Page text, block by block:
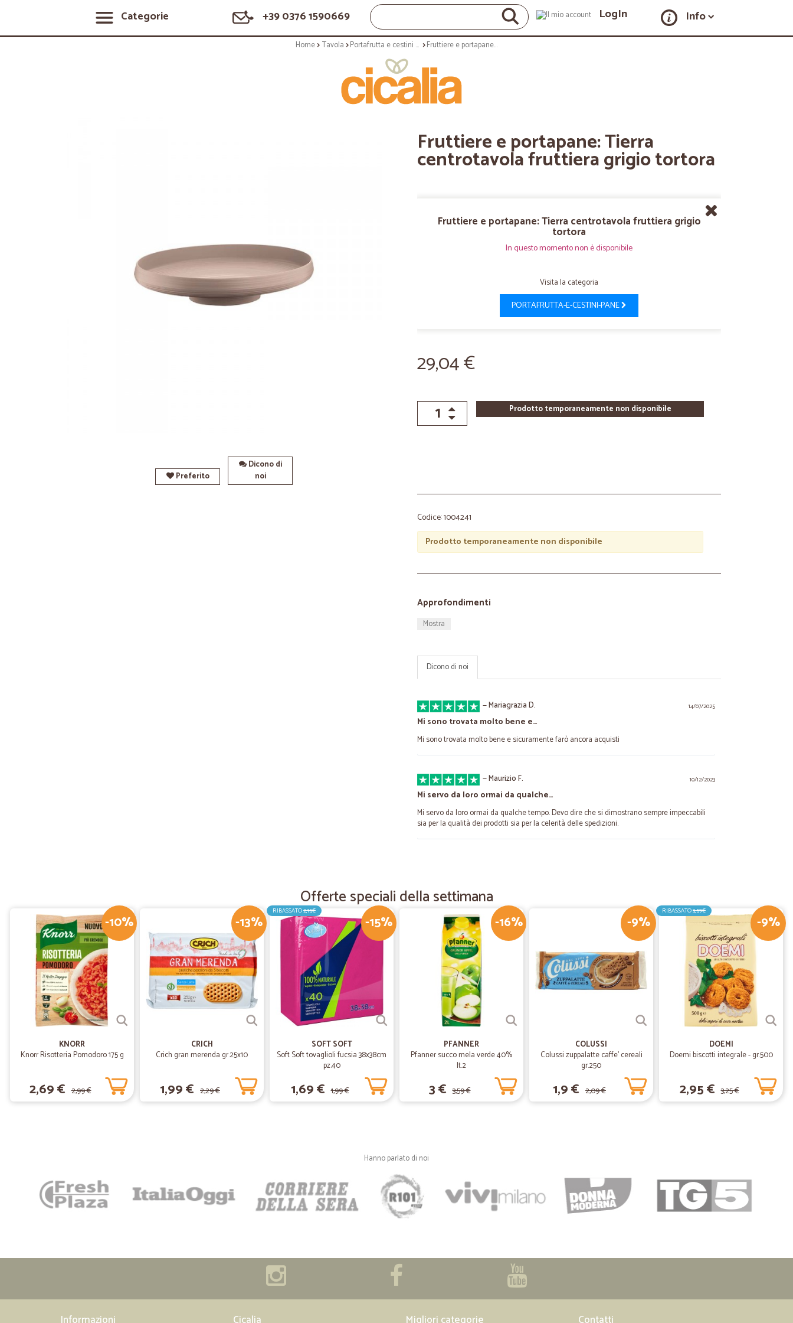
Categorie +39 0376 1590669 LogIn Info
Home Tavola Portafrutta e cestini pane Fruttiere e portapane: Tierra centrotavola fruttiera grigio tortora
Preferito
Dicono di
noi
Fruttiere e portapane: Tierra
centrotavola fruttiera grigio tortora
Fruttiere e portapane: Tierra centrotavola fruttiera grigio
tortora
In questo momento non è disponibile
Visita la categoria
PORTAFRUTTA-E-CESTINI-PANE
29,04 €
Prodotto temporaneamente non disponibile
Codice: 1004241
Prodotto temporaneamente non disponibile
Approfondimenti
Mostra
Dicono di noi
14/07/2025
—Mariagrazia D.
Mi sono trovata molto bene e…
Mi sono trovata molto bene e sicuramente farò ancora acquisti
10/12/2023
—Maurizio F.
Mi servo da loro ormai da qualche…
Mi servo da loro ormai da qualche tempo. Devo dire che si dimostrano sempre impeccabili
sia per la qualità dei prodotti sia per la celerità delle spedizioni.
Che dire..esegui ordine , vieni seguito in modo impeccabile, arrivano i prodotti con un mezzo
frigorifero… eccellente!! Difficile avere di più. Grazie.
15/10/2023
Esperienza abbastanza positiva
Esperienza abbastanza positiva. Prezzi non competitivi ma ragionevoli. Purtroppo gli oggetti
sono stati "buttati" nella scatola senza nessun imballo e un paio si sono rotti. Di
conseguenza consiglio più attenzione nel settore imballaggio.
28/09/2021
Ottimi prezzi
Ottimi prezzi, consegna veloce e tutto perfettamente imballato
28/04/2021
—Roberto B.
Prodotti buoni e di qualità, imballaggio curato e logistica puntuale.
di miglioramento: ora che si lavora un po' da casa ed un po' in presenza, quando non ci sono
prodotti da frigorifero, sarebbe utile poter programmare esattamente il giorno della
Offerte speciali della settimana
-10%
KNORR
Knorr Risotteria Pomodoro 175 g
2,69 € 2,99 €
-13%
CRICH
Crich gran merenda gr.25x10
1,99 € 2,29 €
-15%
RIBASSATO2,15€
SOFT SOFT
Soft Soft tovaglioli fucsia 38x38cm
pz.40
1,69 € 1,99 €
-16%
PFANNER
Pfanner succo mela verde 40%
lt.2
3 € 3,59 €
-9%
COLUSSI
Colussi zuppalatte caffe' cereali
gr.250
1,9 € 2,09 €
-9%
RIBASSATO3,59€
DOEMI
Doemi biscotti integrale - gr.500
2,95 € 3,25 €
Hanno parlato di noi